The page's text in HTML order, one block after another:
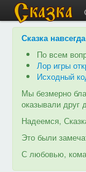
Сказка
По всем
Лор игры
Исходный
Мы безмерно
оказывали друг
Надеемся,
Это были
С любовью,